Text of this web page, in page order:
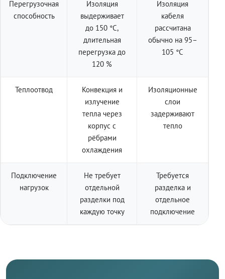
Перегрузочная
способность
Изоляция
выдерживает
до 150 °C,
длительная
перегрузка до
120 %
Изоляция
кабеля
рассчитана
обычно на 95–
105 °C
Теплоотвод
Конвекция и
излучение
тепла через
корпус с
рёбрами
охлаждения
Изоляционные
слои
задерживают
тепло
Подключение
нагрузок
Не требует
отдельной
разделки под
каждую точку
Требуется
разделка и
отдельное
подключение